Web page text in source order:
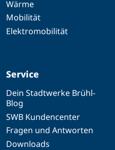
Wärme
Mobilität
Elektromobilität
Service
Dein Stadtwerke Brühl-
Blog
SWB Kundencenter
Fragen und Antworten
Downloads